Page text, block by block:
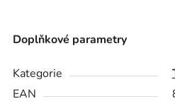
Doplňkové parametry
Kategorie
EAN